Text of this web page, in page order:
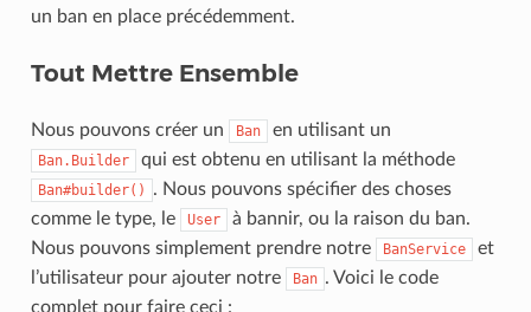
un ban en place précédemment.
Tout Mettre Ensemble
Nous pouvons créer un Ban en utilisant un
Ban.Builder qui est obtenu en utilisant la méthode
Ban#builder()
. Nous pouvons spécifier des choses
comme le type, le
User
à bannir, ou la raison du ban.
Nous pouvons simplement prendre notre
BanService
et
l’utilisateur pour ajouter notre
Ban . Voici le code
complet pour faire ceci :